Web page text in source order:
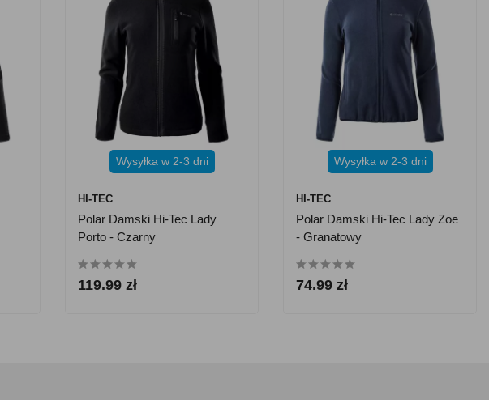
Wysyłka w 2-3 dni
HI-TEC
Polar Damski Hi-Tec Lady
Porto - Czarny
119.99 zł
Wysyłka w 2-3 dni
HI-TEC
Polar Damski Hi-Tec Lady Zoe
- Granatowy
74.99 zł